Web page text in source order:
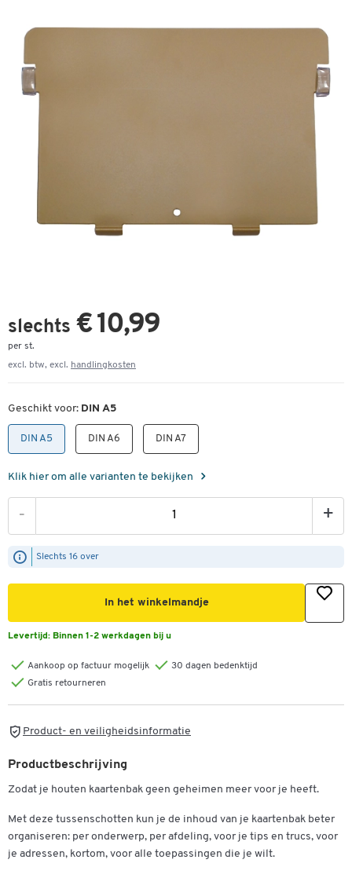
slechts € 10,99
per st.
excl. btw, excl. handlingkosten
Geschikt voor: DIN A5
DIN A5 DIN A6 DIN A7
Klik hier om alle varianten te bekijken
- +
Slechts 16 over
In het winkelmandje
Levertijd: Binnen 1-2 werkdagen bij u
Aankoop op factuur mogelijk
30 dagen bedenktijd
Gratis retourneren
Product- en veiligheidsinformatie
Productbeschrijving
Zodat je houten kaartenbak geen geheimen meer voor je heeft.
Met deze tussenschotten kun je de inhoud van je kaartenbak beter
organiseren: per onderwerp, per afdeling, voor je tips en trucs, voor
je adressen, kortom, voor alle toepassingen die je wilt.